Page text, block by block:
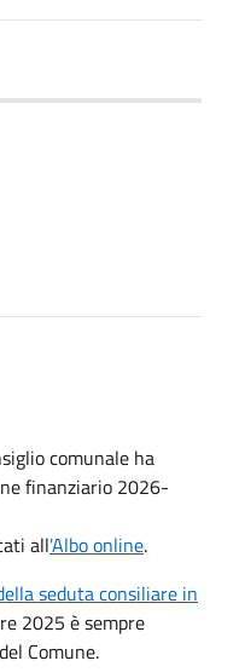
comunale ha
finanziario 2026-
all'Albo online.
seduta consiliare in
2025 è sempre
Comune.